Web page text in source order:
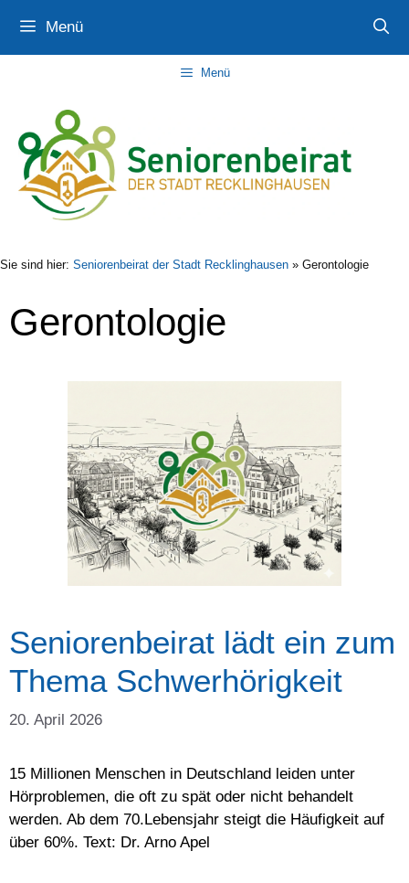
Inhalt
springen
Navigation
springen
Inhalt
springen
Menü
Menü
Sie sind hier: Seniorenbeirat der Stadt Recklinghausen » Gerontologie
Gerontologie
Seniorenbeirat lädt ein zum
Thema Schwerhörigkeit
20. April 2026
15 Millionen Menschen in Deutschland leiden unter
Hörproblemen, die oft zu spät oder nicht behandelt
werden. Ab dem 70.Lebensjahr steigt die Häufigkeit auf
über 60%. Text: Dr. Arno Apel